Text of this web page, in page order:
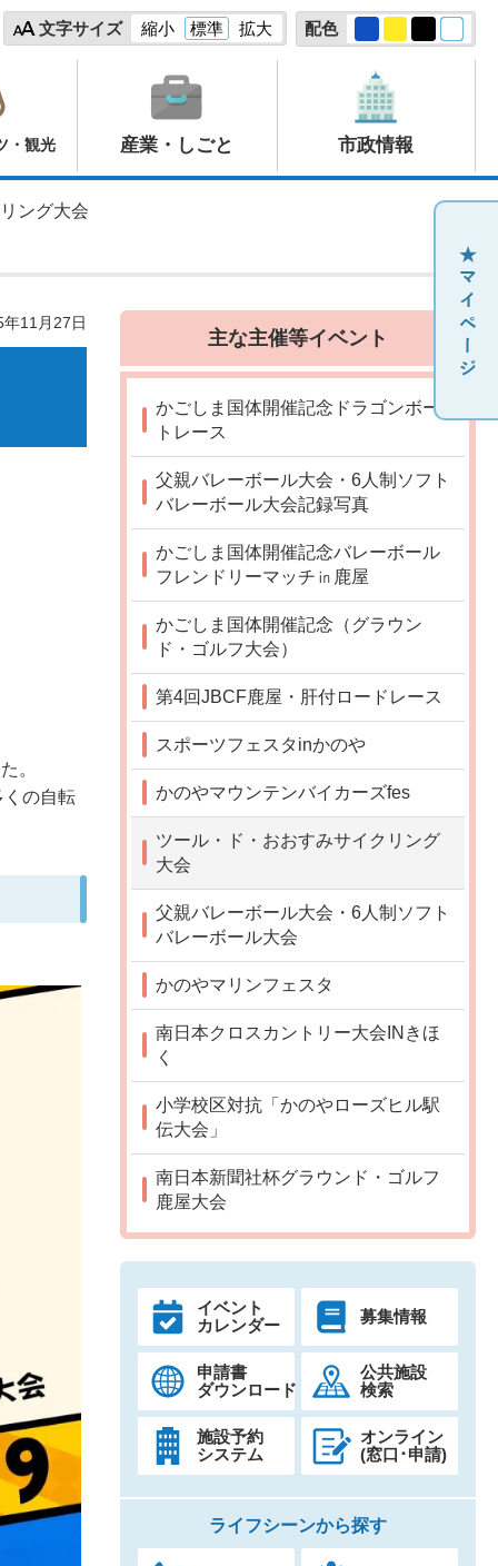
文字サイズ 縮小 標準 拡大 配色
・観光 産業・しごと 市政情報
ング大会
11月27日
。
くの自転
主な主催等イベント
かごしま国体開催記念ドラゴンボー
トレース
父親バレーボール大会・6人制ソフト
バレーボール大会記録写真
かごしま国体開催記念バレーボール
フレンドリーマッチ㏌鹿屋
かごしま国体開催記念（グラウン
ド・ゴルフ大会）
第4回JBCF鹿屋・肝付ロードレース
スポーツフェスタinかのや
かのやマウンテンバイカーズfes
ツール・ド・おおすみサイクリング
大会
父親バレーボール大会・6人制ソフト
バレーボール大会
かのやマリンフェスタ
南日本クロスカントリー大会INきほ
く
小学校区対抗「かのやローズヒル駅
伝大会」
南日本新聞社杯グラウンド・ゴルフ
鹿屋大会
イベント
カレンダー
募集情報
申請書
ダウンロード
公共施設
検索
施設予約
システム
オンライン
(窓口･申請)
ライフシーンから探す